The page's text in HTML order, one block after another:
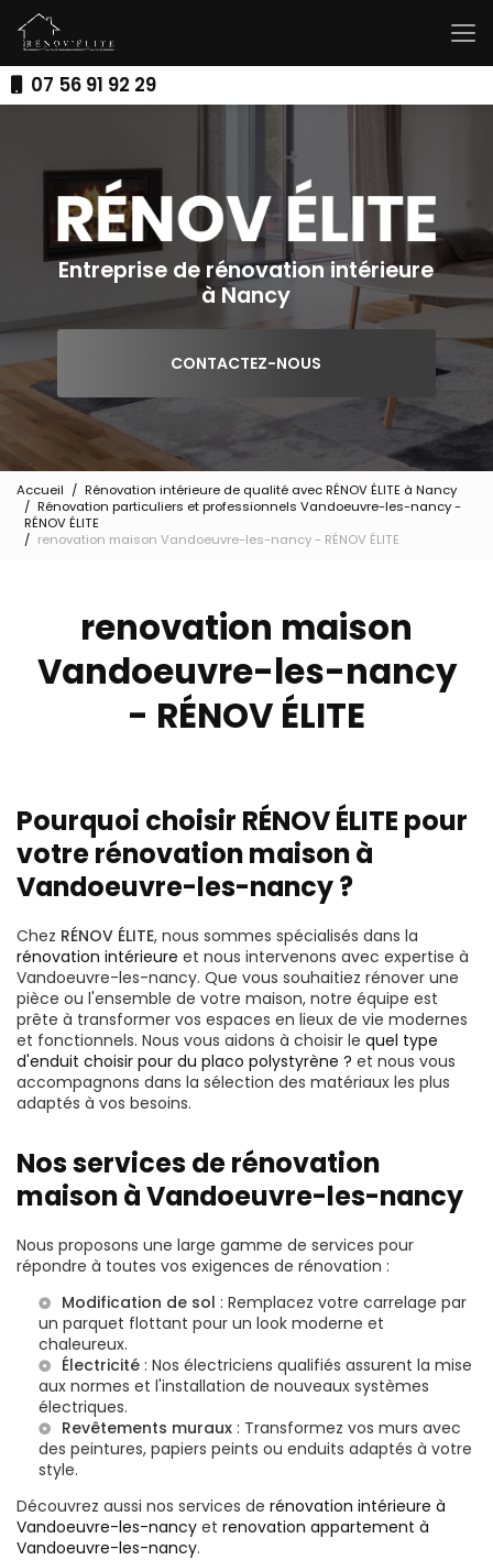
au
contenu
principal07 56 91 92 29
Entreprise de rénovation intérieure
à Nancy
CONTACTEZ-NOUS
Accueil
Rénovation intérieure de qualité avec RÉNOV ÉLITE à Nancy
Rénovation particuliers et professionnels Vandoeuvre-les-nancy -
RÉNOV ÉLITE
renovation maison Vandoeuvre-les-nancy - RÉNOV ÉLITE
renovation maison
Vandoeuvre-les-nancy
- RÉNOV ÉLITE
Pourquoi choisir RÉNOV ÉLITE pour
votre rénovation maison à
Vandoeuvre-les-nancy ?
Chez RÉNOV ÉLITE, nous sommes spécialisés dans la
rénovation intérieure et nous intervenons avec expertise à
Vandoeuvre-les-nancy. Que vous souhaitiez rénover une
pièce ou l'ensemble de votre maison, notre équipe est
prête à transformer vos espaces en lieux de vie modernes
et fonctionnels. Nous vous aidons à choisir le quel type
d'enduit choisir pour du placo polystyrène ? et nous vous
accompagnons dans la sélection des matériaux les plus
adaptés à vos besoins.
Nos services de rénovation
maison à Vandoeuvre-les-nancy
Nous proposons une large gamme de services pour
répondre à toutes vos exigences de rénovation :
Modification de sol : Remplacez votre carrelage par
un parquet flottant pour un look moderne et
chaleureux.
Électricité : Nos électriciens qualifiés assurent la mise
aux normes et l'installation de nouveaux systèmes
électriques.
Revêtements muraux : Transformez vos murs avec
des peintures, papiers peints ou enduits adaptés à votre
style.
Découvrez aussi nos services de rénovation intérieure à
Vandoeuvre-les-nancy et renovation appartement à
Vandoeuvre-les-nancy.